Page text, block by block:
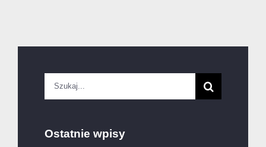
Szukaj
Ostatnie wpisy